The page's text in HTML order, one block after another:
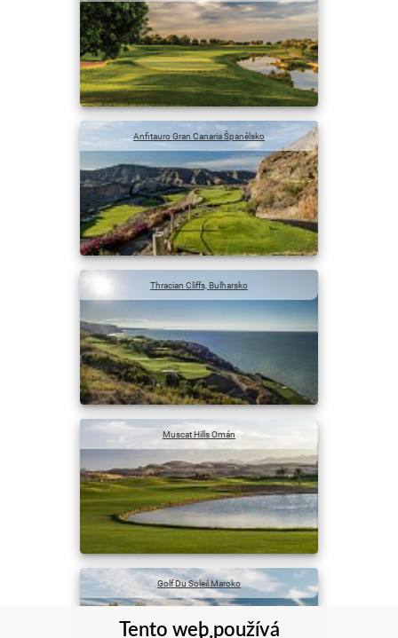
Anfitauro Gran Canaria Španělsko
Thracian Cliffs, Bulharsko
Muscat Hills Omán
Golf Du Soleil Maroko
Tento web používá